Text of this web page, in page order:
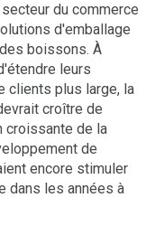
du commerce
d'emballage
boissons. À
leurs
clients plus large, la
croître de
croissante de la
de
encore stimuler
dans les années à